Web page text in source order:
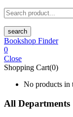
search
Bookshop Finder
0
Close
Shopping Cart(0)
No products in
All Departments